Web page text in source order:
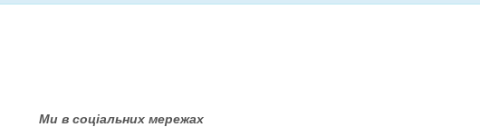
Ми в соціальних мережах